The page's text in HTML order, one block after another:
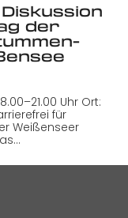
der
Uhr Ort:
für
Weißenseer